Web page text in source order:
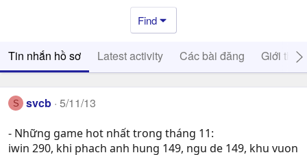
Find
Tin nhắn hồ sơ Latest activity Các bài đăng Giới thiệu
S svcb 5/11/13
- Những game hot nhất trong tháng 11:
iwin 290, khi phach anh hung 149, ngu de 149, khu vuon